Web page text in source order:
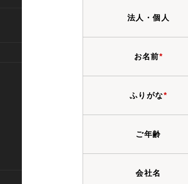
法人・個人
お名前*
ふりがな*
ご年齢
会社名